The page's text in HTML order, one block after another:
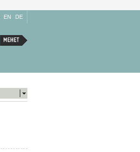
EN DE